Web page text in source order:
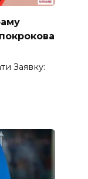
Заявку: